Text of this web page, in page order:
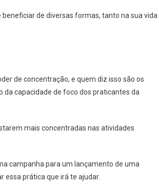
de diversas formas, tanto na sua vida
de concentração, e quem diz isso são os
da capacidade de foco dos praticantes da
mais concentradas nas atividades
campanha para um lançamento de uma
essa prática que irá te ajudar.